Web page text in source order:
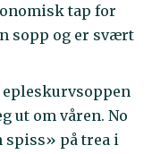
tap for
sopp og er svært
epleskurvsoppen
ut om våren. No
spiss» på trea i